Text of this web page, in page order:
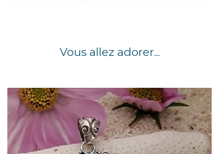
Vous allez adorer...